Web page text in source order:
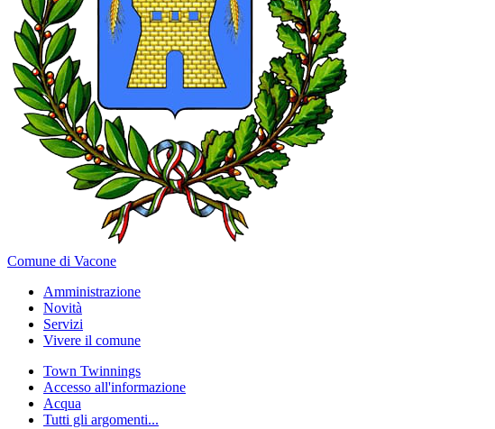
Comune di Vacone
Amministrazione
Novità
Servizi
Vivere il comune
Town Twinnings
Accesso all'informazione
Acqua
Tutti gli argomenti...